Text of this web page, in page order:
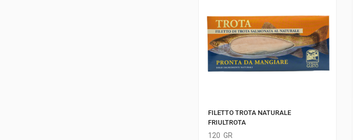
FILETTO TROTA NATURALE
FRIULTROTA
120 GR